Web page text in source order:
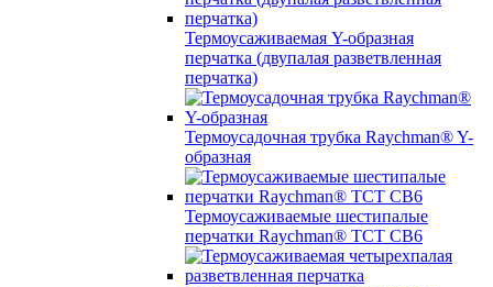
Термоусаживаемая Y-образная
перчатка (двупалая разветвленная
перчатка)
Термоусадочная трубка Raychman® Y-
образная
Термоусаживаемые шестипалые
перчатки Raychman® ТСТ СВ6